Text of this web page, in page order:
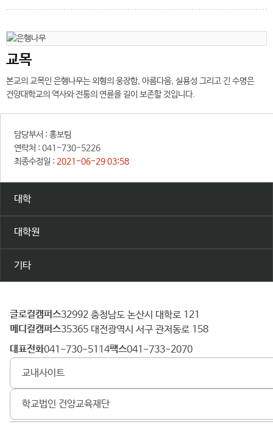
교목
본교의 교목인 은행나무는 외형의 웅장함, 아름다움, 실용성 그리고 긴 수명은
건양대학교의 역사와 전통의 연륜을 길이 보존할 것입니다.
담당부서 : 홍보팀
연락처 : 041-730-5226
최종수정일 : 2021-06-29 03:58
대학
대학원
기타
건
양
대
학
글로컬캠퍼스 32992 충청남도 논산시 대학로 121
메디컬캠퍼스 35365 대전광역시 서구 관저동로 158
대표전화 041-730-5114 팩스 041-733-2070
교내사이트
학교법인 건양교육재단